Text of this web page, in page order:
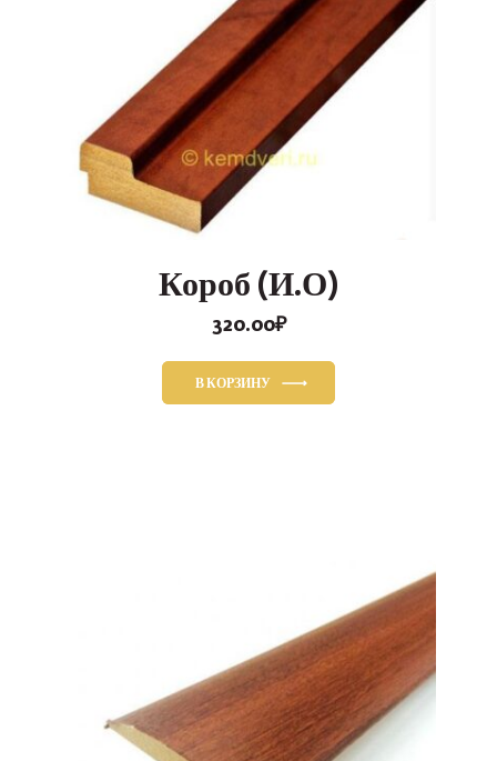
Короб (И.О)
320.00₽
В КОРЗИНУ